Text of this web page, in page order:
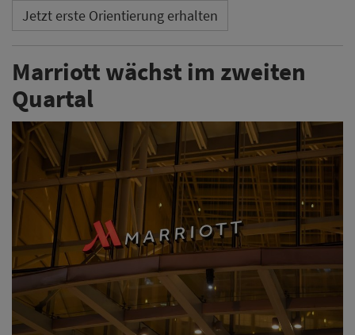
Jetzt erste Orientierung erhalten
Marriott wächst im zweiten
Quartal